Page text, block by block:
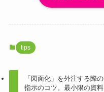
tips
「図面化」を外注する際の
指示のコツ。最小限の資料